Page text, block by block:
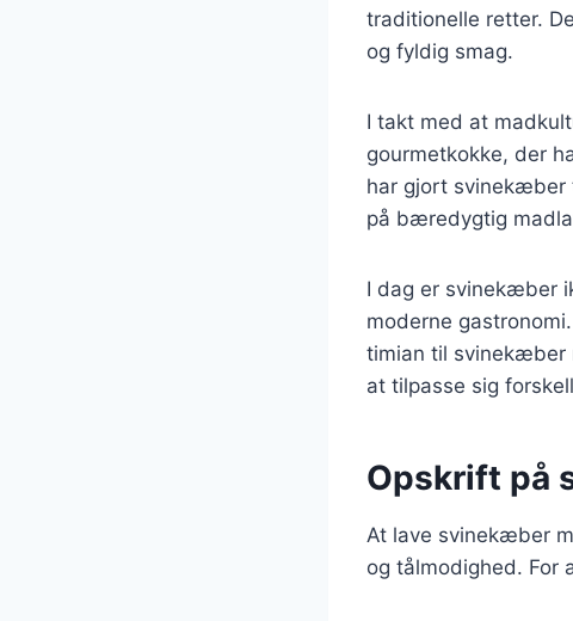
traditionelle retter.
og fyldig smag.
I takt med at
gourmetkokke, der
har gjort svinekæber
på bæredygtig
I dag er svinekæber
moderne
timian til svinekæber
at tilpasse sig
Opskrift på
At lave svinekæber
og tålmodighed. For